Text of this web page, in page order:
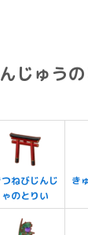
じゅう
つねびじんじ
ゃのとりい
き